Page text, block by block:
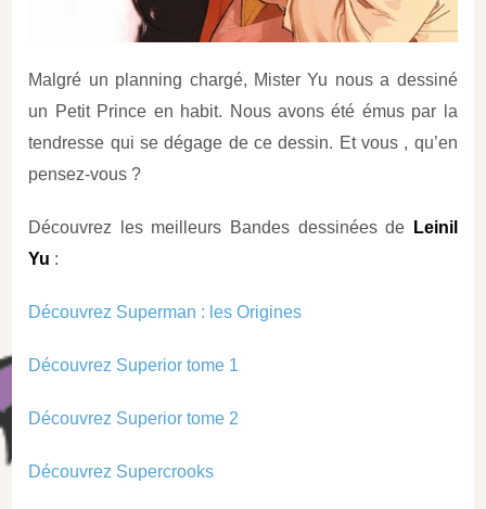
Malgré un planning chargé, Mister Yu nous a dessiné
un Petit Prince en habit. Nous avons été émus par la
tendresse qui se dégage de ce dessin. Et vous , qu’en
pensez-vous ?
Découvrez les meilleurs Bandes dessinées de
Leinil
Yu :
Découvrez Superman : les Origines
Découvrez Superior tome 1
Découvrez Superior tome 2
Découvrez Supercrooks